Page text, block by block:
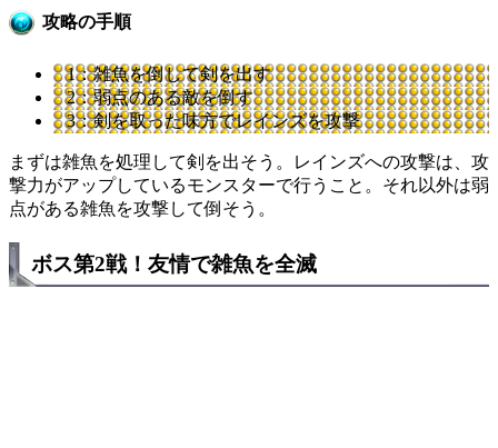
攻略の手順
1：雑魚を倒して剣を出す
2：弱点のある敵を倒す
3：剣を取った味方でレインズを攻撃
まずは雑魚を処理して剣を出そう。レインズへの攻撃は、攻
撃力がアップしているモンスターで行うこと。それ以外は弱
点がある雑魚を攻撃して倒そう。
ボス第2戦！友情で雑魚を全滅